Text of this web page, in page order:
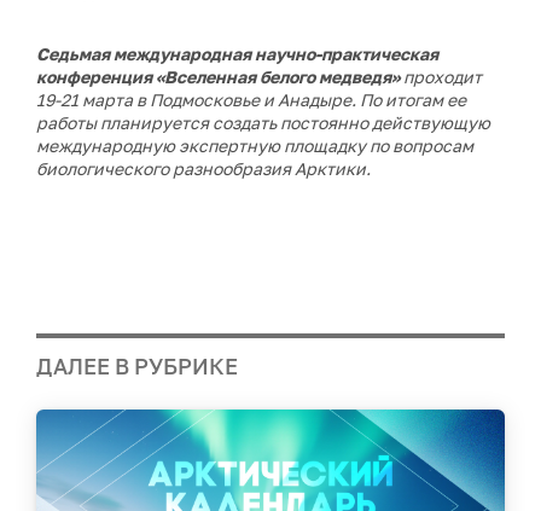
Седьмая международная научно-практическая
конференция «Вселенная белого медведя»проходит
19-21 марта в Подмосковье и Анадыре. По итогам ее
работы планируется создать постоянно действующую
международную экспертную площадку по вопросам
биологического разнообразия Арктики.
ДАЛЕЕ В РУБРИКЕ